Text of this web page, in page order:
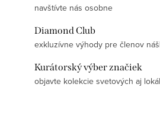
navštívte nás osobne
Diamond Club
exkluzívne výhody pre členov
Kurátorský výber značiek
objavte kolekcie svetových aj